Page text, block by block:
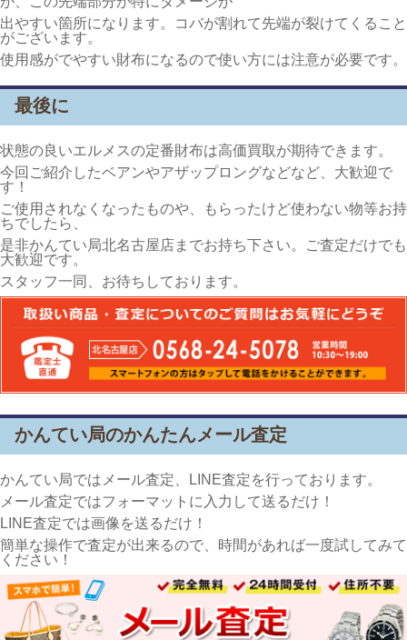
出やすい箇所になります。コバが割れて先端が裂けてくること
がございます。
使用感がでやすい財布になるので使い方には注意が必要です。
最後に
状態の良いエルメスの定番財布は高価買取が期待できます。
今回ご紹介したベアンやアザップロングなどなど、大歓迎で
す！
ご使用されなくなったものや、もらったけど使わない物等お持
ちでしたら、
是非かんてい局北名古屋店までお持ち下さい。ご査定だけでも
大歓迎です。
スタッフ一同、お待ちしております。
かんてい局のかんたんメール査定
かんてい局ではメール査定、LINE査定を行っております。
メール査定ではフォーマットに入力して送るだけ！
LINE査定では画像を送るだけ！
簡単な操作で査定が出来るので、時間があれば一度試してみて
ください！